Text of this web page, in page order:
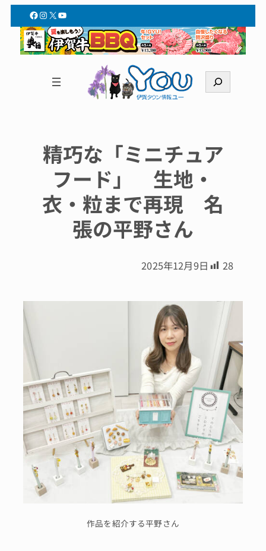
Facebook
Instagram
X YouTube
索
精巧な「ミニチュア
フード」 生地・
衣・粒まで再現 名
張の平野さん
2025年12月9日 28
作品を紹介する平野さん